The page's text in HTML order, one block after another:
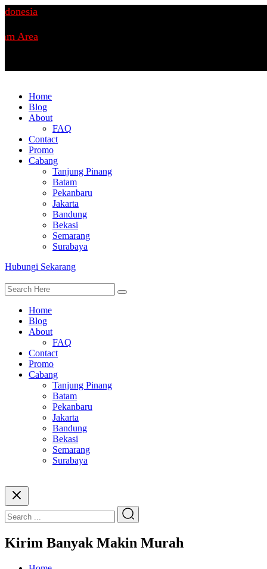
Area
Home
Blog
About
FAQ
Contact
Promo
Cabang
Tanjung Pinang
Batam
Pekanbaru
Jakarta
Bandung
Bekasi
Semarang
Surabaya
Hubungi Sekarang
Home
Blog
About
FAQ
Contact
Promo
Cabang
Tanjung Pinang
Batam
Pekanbaru
Jakarta
Bandung
Bekasi
Semarang
Surabaya
Kirim Banyak Makin Murah